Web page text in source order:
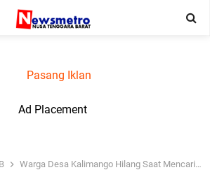
Pasang Iklan
Ad Placement
Warga Desa Kalimango Hilang Saat Mencari Kayu